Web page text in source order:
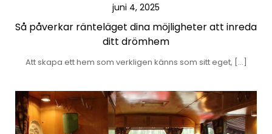
juni 4, 2025
Så påverkar ränteläget dina möjligheter att inreda
ditt drömhem
Att skapa ett hem som verkligen känns som sitt eget, […]